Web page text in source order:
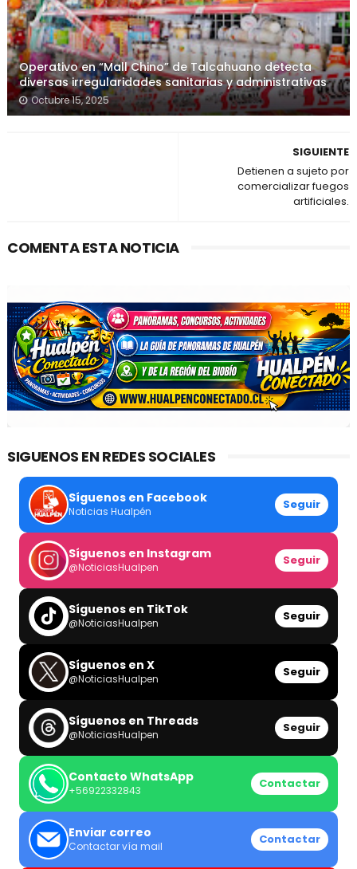
Operativo en “Mall Chino” de Talcahuano detecta
diversas irregularidades sanitarias y administrativas
Octubre 15, 2025
SIGUIENTE
Detienen a sujeto por
comercializar fuegos
artificiales.
COMENTA ESTA NOTICIA
SIGUENOS EN REDES SOCIALES
Síguenos en Facebook
Noticias Hualpén Seguir
Síguenos en Instagram
@NoticiasHualpen Seguir
Síguenos en TikTok
@NoticiasHualpen Seguir
Síguenos en X
@NoticiasHualpen Seguir
Síguenos en Threads
@NoticiasHualpen Seguir
Contacto WhatsApp
+56922332843 Contactar
Enviar correo
Contactar vía mail Contactar